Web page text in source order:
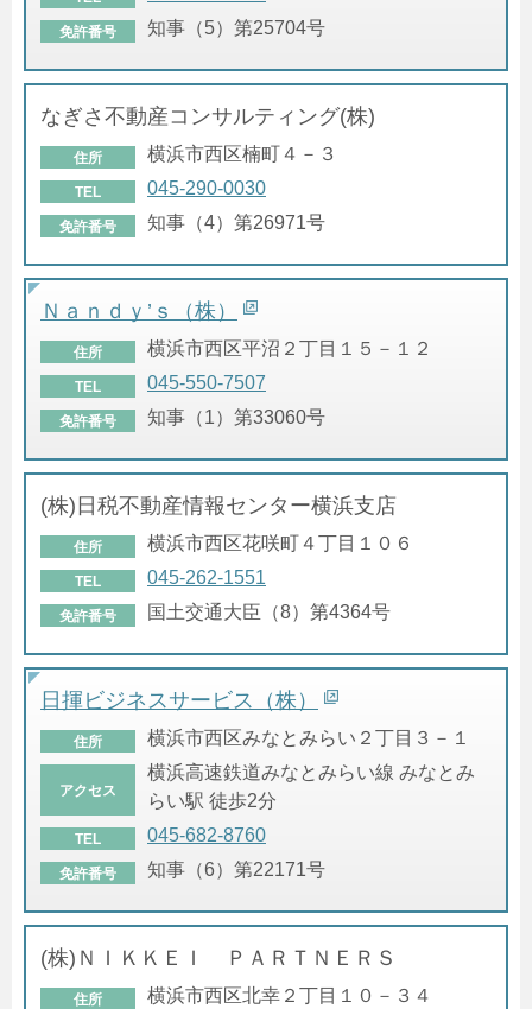
免許番号 知事（5）第25704号
なぎさ不動産コンサルティング(株)
住所 横浜市西区楠町４－３
TEL 045-290-0030
免許番号 知事（4）第26971号
Ｎａｎｄｙ’ｓ（株）
住所 横浜市西区平沼２丁目１５－１２
TEL 045-550-7507
免許番号 知事（1）第33060号
(株)日税不動産情報センター横浜支店
住所 横浜市西区花咲町４丁目１０６
TEL 045-262-1551
免許番号 国土交通大臣（8）第4364号
日揮ビジネスサービス（株）
住所 横浜市西区みなとみらい２丁目３－１
アクセス
横浜高速鉄道みなとみらい線 みなとみ
らい駅 徒歩2分
TEL 045-682-8760
免許番号 知事（6）第22171号
(株)ＮＩＫＫＥＩ ＰＡＲＴＮＥＲＳ
住所 横浜市西区北幸２丁目１０－３４